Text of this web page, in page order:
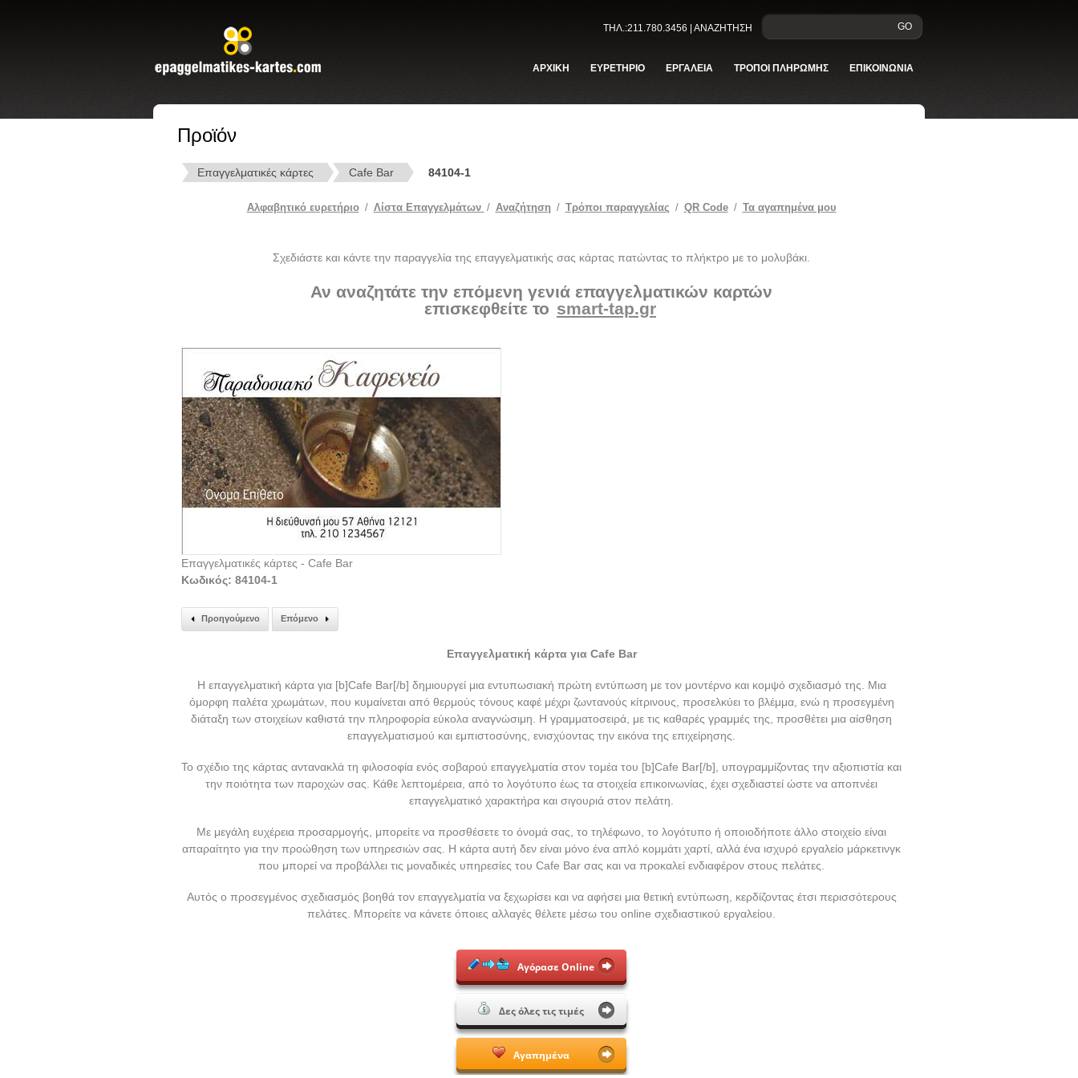
GO
ΤΗΛ.:211.780.3456 | ΑΝΑΖΗΤΗΣΗ
ΑΡΧΙΚΗ ΕΥΡΕΤΗΡΙΟ ΕΡΓΑΛΕΙΑ ΤΡΟΠΟΙ ΠΛΗΡΩΜΗΣ ΕΠΙΚΟΙΝΩΝΙΑ
Προϊόν
Επαγγελματικές κάρτες Cafe Bar 84104-1
Αλφαβητικό ευρετήριο / Λίστα Επαγγελμάτων / Αναζήτηση / Tρόποι παραγγελίας / QR Code / Τα αγαπημένα μου
Σχεδιάστε και κάντε την παραγγελία της επαγγελματικής σας κάρτας πατώντας το πλήκτρο με το μολυβάκι.
Αν αναζητάτε την επόμενη γενιά επαγγελματικών καρτών
επισκεφθείτε το smart-tap.gr
Επαγγελματικές κάρτες - Cafe Bar
Κωδικός: 84104-1
Προηγούμενο Επόμενο
Επαγγελματική κάρτα για Cafe Bar
Η επαγγελματική κάρτα για [b]Cafe Bar[/b] δημιουργεί μια εντυπωσιακή πρώτη εντύπωση με τον μοντέρνο και κομψό σχεδιασμό της. Μια
όμορφη παλέτα χρωμάτων, που κυμαίνεται από θερμούς τόνους καφέ μέχρι ζωντανούς κίτρινους, προσελκύει το βλέμμα, ενώ η προσεγμένη
διάταξη των στοιχείων καθιστά την πληροφορία εύκολα αναγνώσιμη. Η γραμματοσειρά, με τις καθαρές γραμμές της, προσθέτει μια αίσθηση
επαγγελματισμού και εμπιστοσύνης, ενισχύοντας την εικόνα της επιχείρησης.
Το σχέδιο της κάρτας αντανακλά τη φιλοσοφία ενός σοβαρού επαγγελματία στον τομέα του [b]Cafe Bar[/b], υπογραμμίζοντας την αξιοπιστία και
την ποιότητα των παροχών σας. Κάθε λεπτομέρεια, από το λογότυπο έως τα στοιχεία επικοινωνίας, έχει σχεδιαστεί ώστε να αποπνέει
επαγγελματικό χαρακτήρα και σιγουριά στον πελάτη.
Με μεγάλη ευχέρεια προσαρμογής, μπορείτε να προσθέσετε το όνομά σας, το τηλέφωνο, το λογότυπο ή οποιοδήποτε άλλο στοιχείο είναι
απαραίτητο για την προώθηση των υπηρεσιών σας. Η κάρτα αυτή δεν είναι μόνο ένα απλό κομμάτι χαρτί, αλλά ένα ισχυρό εργαλείο μάρκετινγκ
που μπορεί να προβάλλει τις μοναδικές υπηρεσίες του Cafe Bar σας και να προκαλεί ενδιαφέρον στους πελάτες.
Αυτός ο προσεγμένος σχεδιασμός βοηθά τον επαγγελματία να ξεχωρίσει και να αφήσει μια θετική εντύπωση, κερδίζοντας έτσι περισσότερους
πελάτες. Μπορείτε να κάνετε όποιες αλλαγές θέλετε μέσω του online σχεδιαστικού εργαλείου.
Αγόρασε Online
Δες όλες τις τιμές
Αγαπημένα